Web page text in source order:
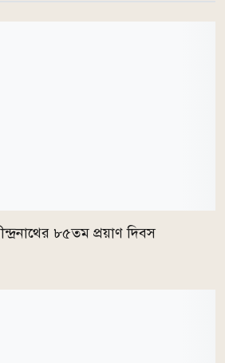
৮৫তম প্রয়াণ দিবস